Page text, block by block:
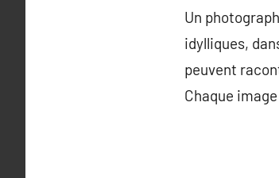
Un
idylliques,
peuvent
Chaque